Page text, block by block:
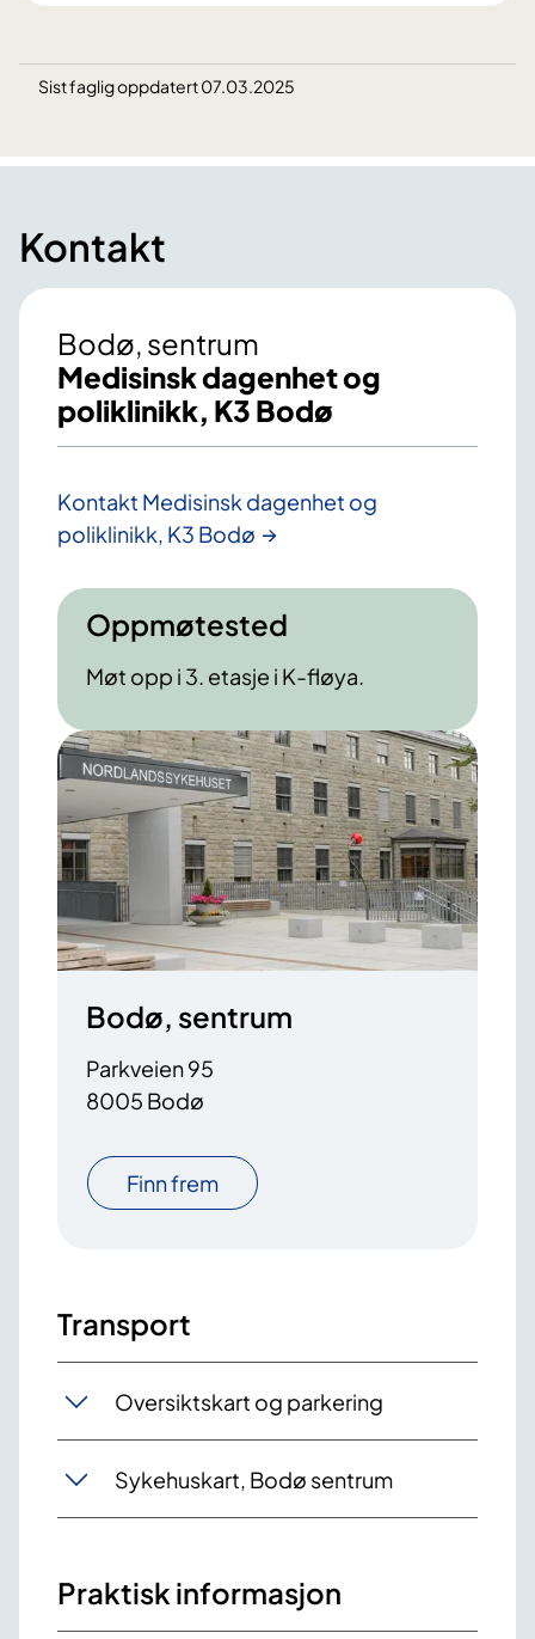
Sist faglig oppdatert 07.03.2025
Kontakt
Bodø, sentrum
Medisinsk dagenhet og
poliklinikk, K3 Bodø
Kontakt Medisinsk dagenhet og
poliklinikk, K3 Bodø
Oppmøtested
Møt opp i 3. etasje i K-fløya.
Bodø, sentrum
Parkveien 95
8005 Bodø
Finn frem
Transport
Oversiktskart og parkering
Sykehuskart, Bodø sentrum
Praktisk informasjon